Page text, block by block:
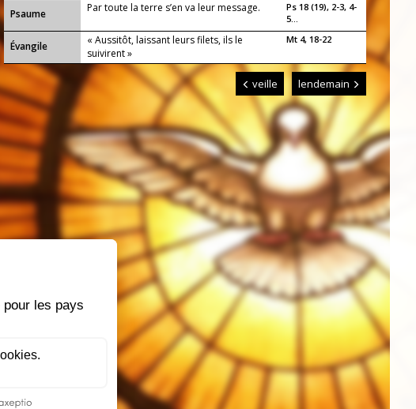
Psaume Par toute la terre s’en va leur message.
Ps 18 (19), 2-3, 4-
5...
Évangile
« Aussitôt, laissant leurs filets, ils le
suivirent »
Mt 4, 18-22
veille lendemain